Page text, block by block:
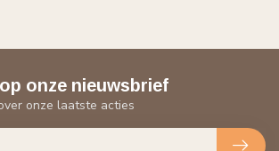
onze nieuwsbrief
onze laatste acties